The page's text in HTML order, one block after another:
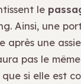
le
Ainsi, une
après une
pas le
si elle est